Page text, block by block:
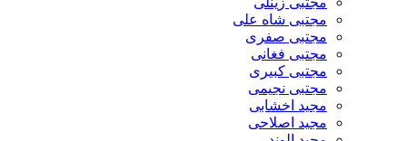
مجتبی شاه علی
مجتبی صفری
مجتبی فغانی
مجتبی کبیری
مجتبی نجیمی
مجید اخشابی
مجید اصلاحی